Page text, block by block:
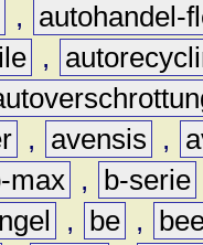
,
autohandel-
,
, avensis ,
max , b-serie
, be ,